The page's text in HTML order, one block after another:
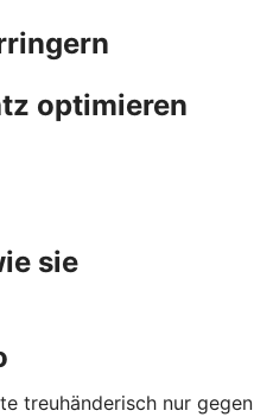
optimieren
sie
treuhänderisch nur gegen